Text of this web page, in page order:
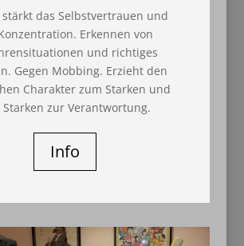
stärkt das Selbstvertrauen und
Erkennen von
und richtiges
Gegen Mobbing. Erzieht den
Charakter zum Starken und
Starken zur Verantwortung.
Info